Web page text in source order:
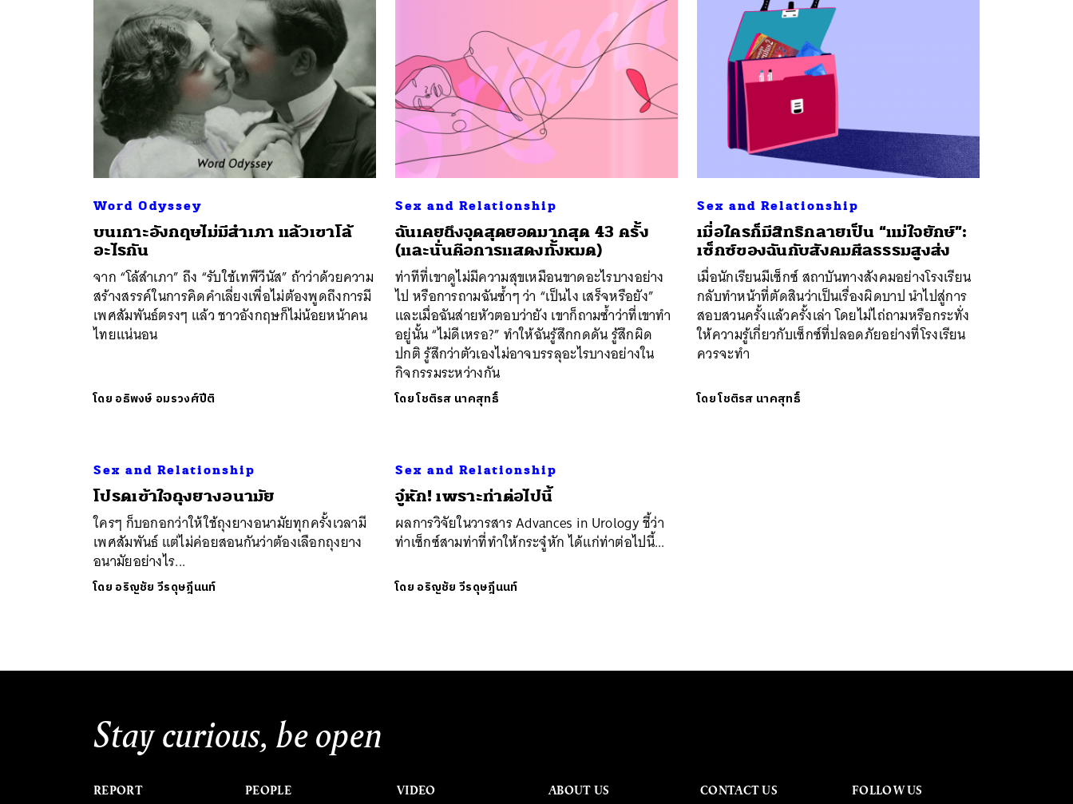
Word Odyssey
บนเกาะอังกฤษไม่มีสำเภา แล้วเขาโล้
อะไรกัน
จาก “โล้สำเภา” ถึง “รับใช้เทพีวีนัส” ถ้าว่าด้วยความ
สร้างสรรค์ในการคิดคำเลี่ยงเพื่อไม่ต้องพูดถึงการมี
เพศสัมพันธ์ตรงๆ แล้ว ชาวอังกฤษก็ไม่น้อยหน้าคน
ไทยแน่นอน
โดย อธิพงษ์ อมรวงศ์ปีติ
Sex and Relationship
ฉันเคยถึงจุดสุดยอดมากสุด 43 ครั้ง
(และนั่นคือการแสดงทั้งหมด)
ท่าทีที่เขาดูไม่มีความสุขเหมือนขาดอะไรบางอย่าง
ไป หรือการถามฉันซ้ำๆ ว่า “เป็นไง เสร็จหรือยัง”
และเมื่อฉันส่ายหัวตอบว่ายัง เขาก็ถามซ้ำว่าที่เขาทำ
อยู่นั้น “ไม่ดีเหรอ?” ทำให้ฉันรู้สึกกดดัน รู้สึกผิด
ปกติ รู้สึกว่าตัวเองไม่อาจบรรลุอะไรบางอย่างใน
กิจกรรมระหว่างกัน
โดยโชติรส นาคสุทธิ์
Sex and Relationship
เมื่อใครก็มีสิทธิกลายเป็น “แม่ใจยักษ์”:
เซ็กซ์ของฉันกับสังคมศีลธรรมสูงส่ง
เมื่อนักเรียนมีเซ็กซ์ สถาบันทางสังคมอย่างโรงเรียน
กลับทำหน้าที่ตัดสินว่าเป็นเรื่องผิดบาป นำไปสู่การ
สอบสวนครั้งแล้วครั้งเล่า โดยไม่ไถ่ถามหรือกระทั่ง
ให้ความรู้เกี่ยวกับเซ็กซ์ที่ปลอดภัยอย่างที่โรงเรียน
ควรจะทำ
โดยโชติรส นาคสุทธิ์
Sex and Relationship
โปรดเข้าใจถุงยางอนามัย
ใครๆ ก็บอกอกว่าให้ใช้ถุงยางอนามัยทุกครั้งเวลามี
เพศสัมพันธ์ แต่ไม่ค่อยสอนกันว่าต้องเลือกถุงยาง
อนามัยอย่างไร...
โดย อริญชัย วีรดุษฎีนนท์
Sex and Relationship
​จู๋หัก! เพราะท่าต่อไปนี้
ผลการวิจัยในวารสาร Advances in Urology ชี้ว่า
ท่าเซ็กซ์สามท่าที่ทำให้กระจู๋หัก ได้แก่ท่าต่อไปนี้...
โดย อริญชัย วีรดุษฎีนนท์
Stay curious, be open
REPORT PEOPLE VIDEO ABOUT US CONTACT US FOLLOW US